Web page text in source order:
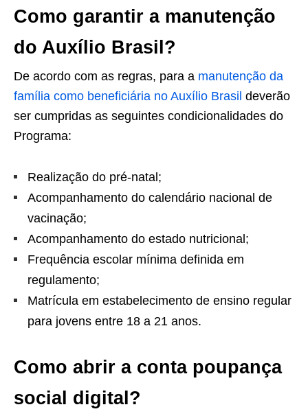
Como garantir a manutenção
do Auxílio Brasil?
De acordo com as regras, para a manutenção da
família como beneficiária no Auxílio Brasil deverão
ser cumpridas as seguintes condicionalidades do
Programa:
Realização do pré-natal;
Acompanhamento do calendário nacional de
vacinação;
Acompanhamento do estado nutricional;
Frequência escolar mínima definida em
regulamento;
Matrícula em estabelecimento de ensino regular
para jovens entre 18 a 21 anos.
Como abrir a conta poupança
social digital?